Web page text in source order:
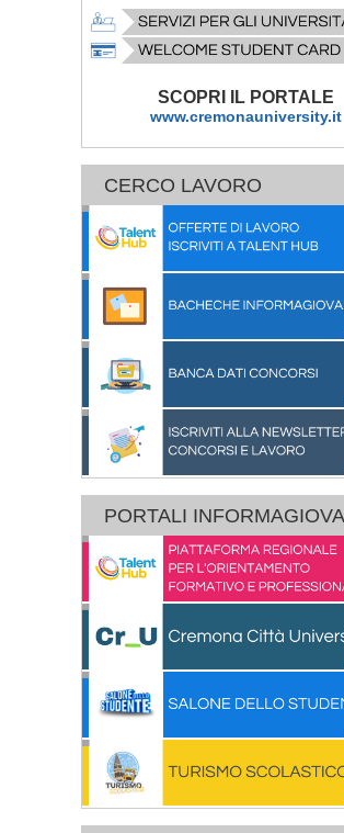
SCOPRI IL PORTALE
www.cremonauniversity.it
CERCO LAVORO
PORTALI